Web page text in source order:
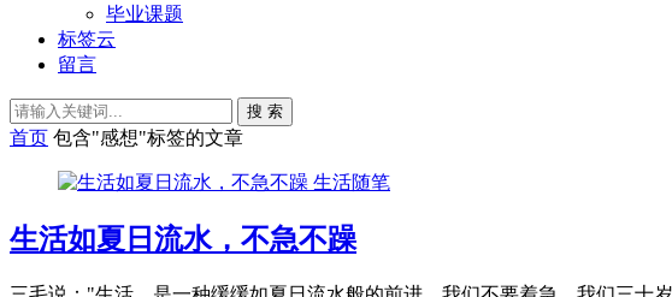
毕业课题
标签云
留言
搜 索
首页 包含"感想"标签的文章
生活随笔
生活如夏日流水，不急不躁